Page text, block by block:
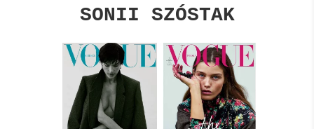
SONII SZÓSTAK